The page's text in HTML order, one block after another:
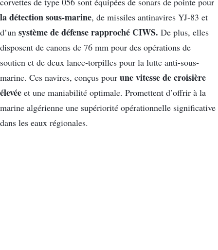
la détection sous-marine, de missiles antinavires YJ-83 et
d’un système de défense rapproché CIWS. De plus, elles
disposent de canons de 76 mm pour des opérations de
soutien et de deux lance-torpilles pour la lutte anti-sous-
marine. Ces navires, conçus pour une vitesse de croisière
élevée et une maniabilité optimale. Promettent d’offrir à la
marine algérienne une supériorité opérationnelle significative
dans les eaux régionales.